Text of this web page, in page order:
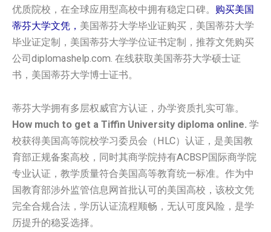
优质院校，在全球应用型高校中拥有稳定口碑。 购买美国‌‌
蒂芬大学‌文凭， 美国‌‌蒂芬大学‌毕业证购买，美国‌‌蒂芬大学‌
毕业证定制，美国‌‌蒂芬大学‌学位证书定制，推荐文凭购买
公司diplomashelp.com. 在线获取美国‌‌蒂芬大学‌硕士证
书，美国‌‌蒂芬大学‌博士证书。
蒂芬大学拥有多层权威官方认证，办学资质扎实可靠。
How much to get a Tiffin University diploma online. 学
校获得美国高等院校学习委员会（HLC）认证，是美国教
育部正规备案高校，同时其商学院持有ACBSP国际商学院
专业认证，教学质量符合美国高等教育统一标准。作为中
国教育部涉外监管信息网首批认可的美国高校，该校文凭
完全合规合法，学历认证流程顺畅，无认可度风险，是学
历提升的稳妥选择。